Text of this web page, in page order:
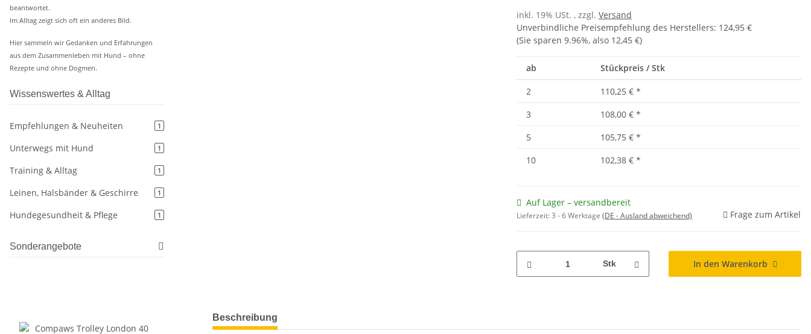
inkl. 19% USt. , zzgl. Versand
Unverbindliche Preisempfehlung des Herstellers: 124,95 €
(Sie sparen 9.96%, also 12,45 €)
ab Stückpreis / Stk
2 110,25 € *
3
108,00 € *
5
105,75 € *
10
102,38 € *
Auf Lager – versandbereit
Lieferzeit:3 - 6 Werktage (DE - Ausland abweichend) Frage zum Artikel
Stk In den Warenkorb
weitere Registerkarten anzeigen
Beschreibung
beantwortet.
Im Alltag zeigt sich oft ein anderes Bild.
Hier sammeln wir Gedanken und Erfahrungen
aus dem Zusammenleben mit Hund – ohne
Rezepte und ohne Dogmen.
Wissenswertes & Alltag
Empfehlungen & Neuheiten 1
Unterwegs mit Hund 1
Training & Alltag 1
Leinen, Halsbänder & Geschirre 1
Hundegesundheit & Pflege 1
Sonderangebote